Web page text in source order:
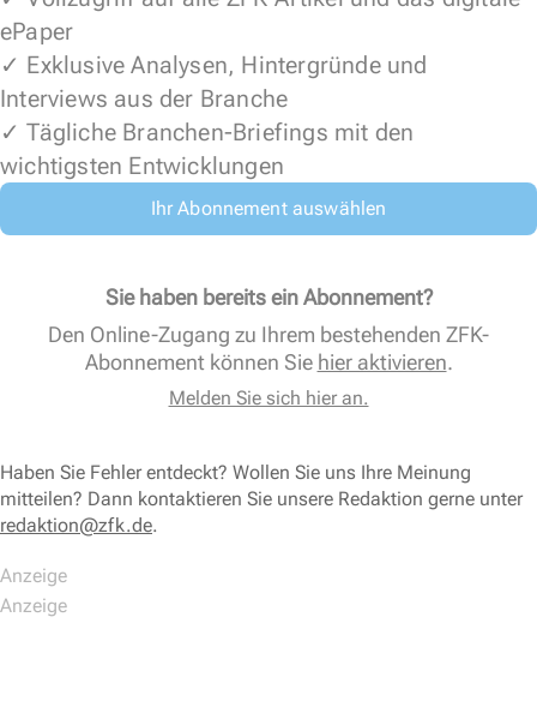
ePaper
✓ Exklusive Analysen, Hintergründe und
Interviews aus der Branche
✓ Tägliche Branchen-Briefings mit den
wichtigsten Entwicklungen
Ihr Abonnement auswählen
Sie haben bereits ein Abonnement?
Den Online-Zugang zu Ihrem bestehenden ZFK-
Abonnement können Sie hier aktivieren.
Melden Sie sich hier an.
Haben Sie Fehler entdeckt? Wollen Sie uns Ihre Meinung
mitteilen? Dann kontaktieren Sie unsere Redaktion gerne unter
redaktion@zfk.de.